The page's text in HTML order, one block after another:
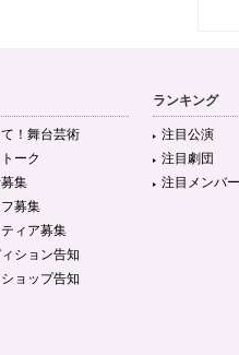
！舞台芸術
ーク
集
募集
ィア募集
ション告知
ョップ告知
ランキング
注目公演
注目劇団
注目メンバー